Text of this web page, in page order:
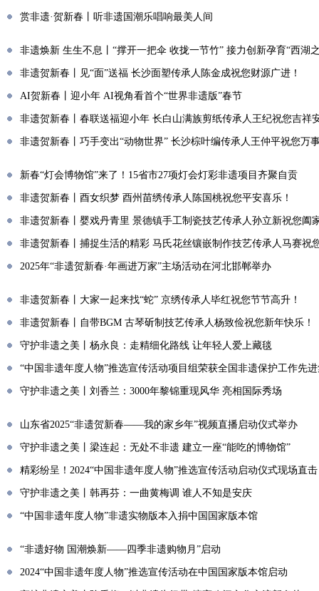
赏非遗·贺新春丨听非遗国潮乐唱响最美人间
非遗焕新 生生不息丨“撑开一把伞 收拢一节竹” 接力创新孕育“西湖
非遗贺新春丨见“面”送福 长沙面塑传承人陈金成祝您财源广进！
AI贺新春丨迎小年 AI视角看首个“世界非遗版”春节
非遗贺新春丨春联送福迎小年 长白山满族剪纸传承人王纪祝您吉祥
非遗贺新春丨巧手变出“动物世界” 长沙棕叶编传承人王仲平祝您万
新春“灯会博物馆”来了！15省市27项灯会灯彩非遗项目齐聚自贡
非遗贺新春丨酉女织梦 酉州苗绣传承人陈国桃祝您平安喜乐！
非遗贺新春丨婴戏丹青里 景德镇手工制瓷技艺传承人孙立新祝您阖
非遗贺新春丨捕捉生活的精彩 马氏花丝镶嵌制作技艺传承人马赛祝
2025年“非遗贺新春·年画进万家”主场活动在河北邯郸举办
非遗贺新春丨大家一起来找“蛇” 京绣传承人毕红祝您节节高升！
非遗贺新春丨自带BGM 古琴斫制技艺传承人杨致俭祝您新年快乐！
守护非遗之美丨杨永良：走精细化路线 让年轻人爱上藏毯
“中国非遗年度人物”推选宣传活动项目组荣获全国非遗保护工作先
守护非遗之美丨刘香兰：3000年黎锦重现风华 亮相国际秀场
山东省2025“非遗贺新春——我的家乡年”视频直播启动仪式举办
守护非遗之美丨梁连起：无处不非遗 建立一座“能吃的博物馆”
精彩纷呈！2024“中国非遗年度人物”推选宣传活动启动仪式现场直击
守护非遗之美丨韩再芬：一曲黄梅调 谁人不知是安庆
“中国非遗年度人物”非遗实物版本入捐中国国家版本馆
“非遗好物 国潮焕新——四季非遗购物月”启动
2024“中国非遗年度人物”推选宣传活动在中国国家版本馆启动